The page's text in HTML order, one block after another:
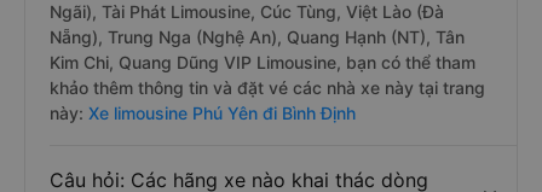
Ngãi), Tài Phát Limousine, Cúc Tùng, Việt Lào (Đà
Nẵng), Trung Nga (Nghệ An), Quang Hạnh (NT), Tân
Kim Chi, Quang Dũng VIP Limousine, bạn có thể tham
khảo thêm thông tin và đặt vé các nhà xe này tại trang
này: Xe limousine Phú Yên đi Bình Định
Câu hỏi: Các hãng xe nào khai thác dòng